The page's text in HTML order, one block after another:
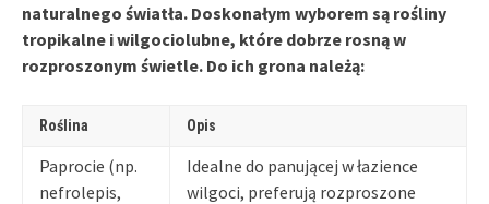
naturalnego światła. Doskonałym wyborem są rośliny
tropikalne i wilgociolubne, które dobrze rosną w
rozproszonym świetle. Do ich grona należą:
Roślina Opis
Paprocie (np.
nefrolepis,
Idealne do panującej w łazience
wilgoci, preferują rozproszone